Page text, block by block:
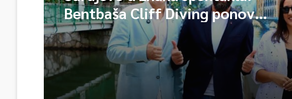
Bentbaša Cliff Diving ponovo
okuplja najbolje skakače i
vrhunsku zabavu